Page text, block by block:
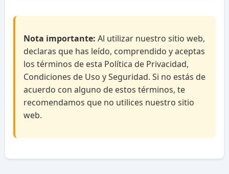
Nota importante: Al utilizar nuestro sitio web,
declaras que has leído, comprendido y aceptas
los términos de esta Política de Privacidad,
Condiciones de Uso y Seguridad. Si no estás de
acuerdo con alguno de estos términos, te
recomendamos que no utilices nuestro sitio
web.